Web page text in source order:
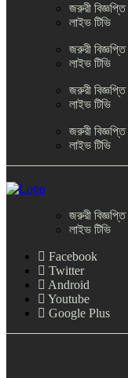
জরুরী বিজ্ঞপ্তি
লাইভ টিভি
জরুরী বিজ্ঞপ্তি
লাইভ টিভি
জরুরী বিজ্ঞপ্তি
লাইভ টিভি
জরুরী বিজ্ঞপ্তি
লাইভ টিভি
জরুরী বিজ্ঞপ্তি
লাইভ টিভি
Facebook
Twitter
Android
Youtube
Google Plus